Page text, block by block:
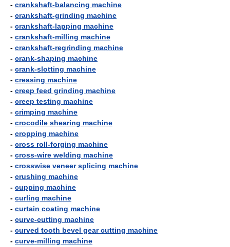
- crankshaft-balancing machine
- crankshaft-grinding machine
- crankshaft-lapping machine
- crankshaft-milling machine
- crankshaft-regrinding machine
- crank-shaping machine
- crank-slotting machine
- creasing machine
- creep feed grinding machine
- creep testing machine
- crimping machine
- crocodile shearing machine
- cropping machine
- cross roll-forging machine
- cross-wire welding machine
- crosswise veneer splicing machine
- crushing machine
- cupping machine
- curling machine
- curtain coating machine
- curve-cutting machine
- curved tooth bevel gear cutting machine
- curve-milling machine